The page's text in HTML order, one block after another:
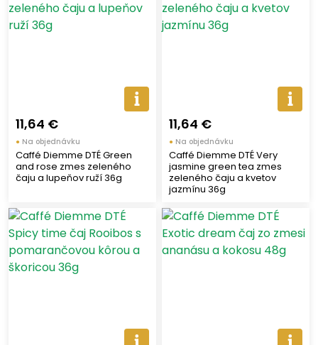
11,64 €
● Na objednávku
Caffé Diemme DTÉ Green
and rose zmes zeleného
čaju a lupeňov ruží 36g
11,64 €
● Na objednávku
Caffé Diemme DTÉ Very
jasmine green tea zmes
zeleného čaju a kvetov
jazmínu 36g